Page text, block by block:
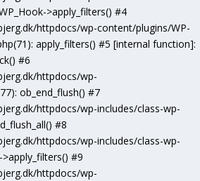
>apply_filters() #4
httpdocs/wp-content/plugins/WP-
apply_filters() #5 [internal function]:
#6
httpdocs/wp-
ob_end_flush() #7
httpdocs/wp-includes/class-wp-
#8
httpdocs/wp-includes/class-wp-
#9
httpdocs/wp-